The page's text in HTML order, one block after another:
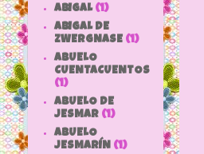
ABIGAL (1)
ABIGAL DE
ZWERGNASE (1)
ABUELO
CUENTACUENTOS
(1)
ABUELO DE
JESMAR (1)
ABUELO
JESMARÍN (1)